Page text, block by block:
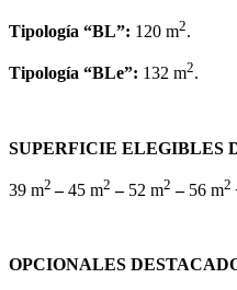
Tipología “BL”: 120 m2.
Tipología “BLe”: 132 m2.
SUPERFICIE ELEGIBLES
39 m2 –45 m2 –52 m2 –56 m2
OPCIONALES